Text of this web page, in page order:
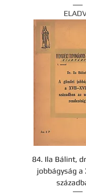
84. Ila Bálint,
jobbágyság a